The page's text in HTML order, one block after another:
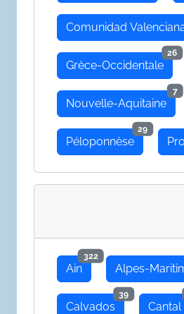
Comunidad
Grèce-Occidentale
26
Nouvelle-Aquitaine
7
Péloponnèse
29
Ain
322
Alpes-
Calvados
39
Cantal